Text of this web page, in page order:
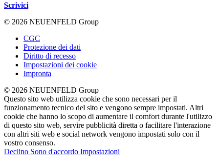
Scrivici
© 2026 NEUENFELD Group
CGC
Protezione dei dati
Diritto di recesso
Impostazioni dei cookie
Impronta
© 2026 NEUENFELD Group
Questo sito web utilizza cookie che sono necessari per il
funzionamento tecnico del sito e vengono sempre impostati. Altri
cookie che hanno lo scopo di aumentare il comfort durante l'utilizzo
di questo sito web, servire pubblicità diretta o facilitare l'interazione
con altri siti web e social network vengono impostati solo con il
vostro consenso.
Declino Sono d'accordo Impostazioni